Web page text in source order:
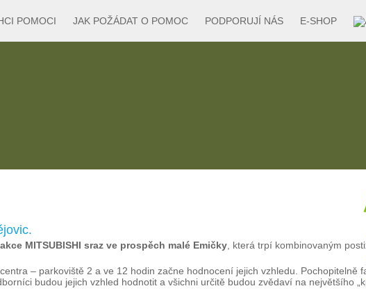
E-SHOP
PODPORUJÍ NÁS
JAK POŽÁDAT O POMOC
POMOCI
MITSUBISHI sraz ve prospěch malé Emičky , která trpí kombinovaným
– parkoviště 2 a ve 12 hodin začne hodnocení jejich vzhledu. Pochopitelně
budou jejich vzhled hodnotit a všichni určitě budou zvědaví na největšího